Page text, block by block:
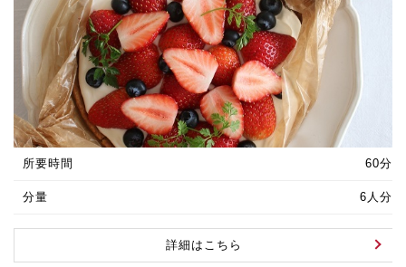
所要時間 60分
分量 6人分
詳細はこちら